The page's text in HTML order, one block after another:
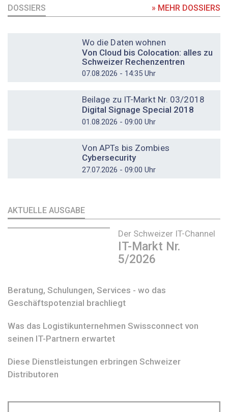
DOSSIERS » MEHR DOSSIERS
Wo die Daten wohnen
Von Cloud bis Colocation: alles zu
Schweizer Rechenzentren
07.08.2026 - 14:35 Uhr
Beilage zu IT-Markt Nr. 03/2018
Digital Signage Special 2018
01.08.2026 - 09:00 Uhr
Von APTs bis Zombies
Cybersecurity
27.07.2026 - 09:00 Uhr
AKTUELLE AUSGABE
Der Schweizer IT-Channel
IT-Markt Nr.
5/2026
Beratung, Schulungen, Services - wo das
Geschäftspotenzial brachliegt
Was das Logistikunternehmen Swissconnect von
seinen IT-Partnern erwartet
Diese Dienstleistungen erbringen Schweizer
Distributoren